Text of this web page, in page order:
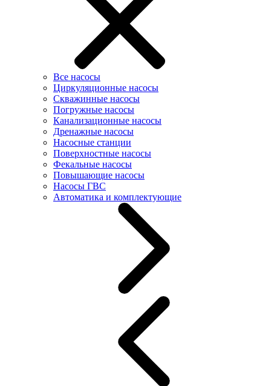
Все насосы
Циркуляционные насосы
Скважинные насосы
Погружные насосы
Канализационные насосы
Дренажные насосы
Насосные станции
Поверхностные насосы
Фекальные насосы
Повышающие насосы
Насосы ГВС
Автоматика и комплектующие